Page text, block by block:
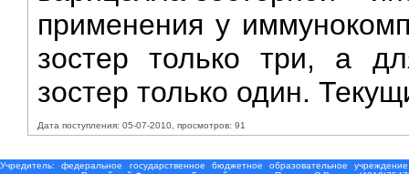
применения у
зостер только три, а
зостер только один.
Дата поступления: 05-07-2010, просмотров: 91
Учредитель: федеральное государственное бюджетное образовательное